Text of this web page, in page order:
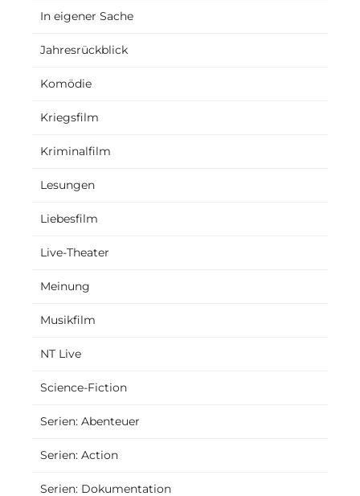
In eigener Sache
Jahresrückblick
Komödie
Kriegsfilm
Kriminalfilm
Lesungen
Liebesfilm
Live-Theater
Meinung
Musikfilm
NT Live
Science-Fiction
Serien: Abenteuer
Serien: Action
Serien: Dokumentation